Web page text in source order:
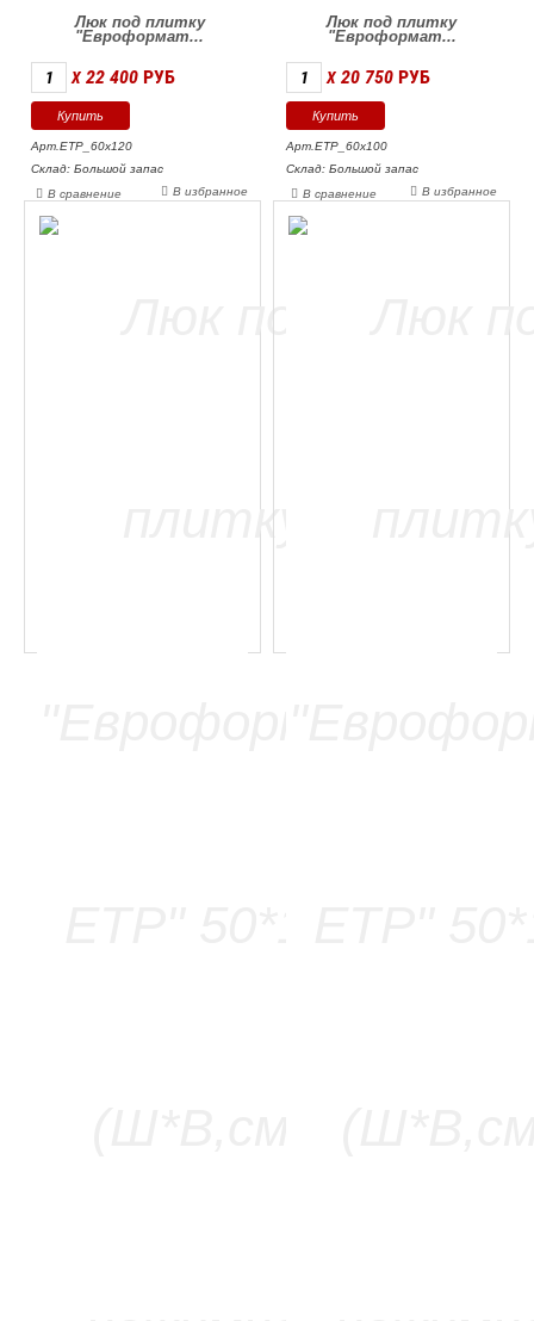
Люк под плитку
"Евроформат...
X 22 400 РУБ
Арт.ЕТР_60х120
Склад: Большой запас
В избранное
В сравнение
Люк под плитку
"Евроформат...
X 20 750 РУБ
Арт.ЕТР_60х100
Склад: Большой запас
В избранное
В сравнение